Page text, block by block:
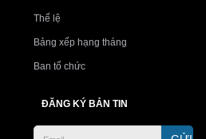
Thể lệ
Bảng xếp hạng tháng
Ban tổ chức
ĐĂNG KÝ BẢN TIN